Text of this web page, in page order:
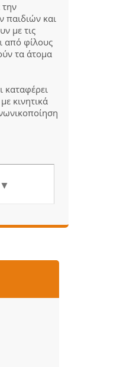
παιδιών και
με τις
από φίλους
τα άτομα
καταφέρει
κινητικά
▼